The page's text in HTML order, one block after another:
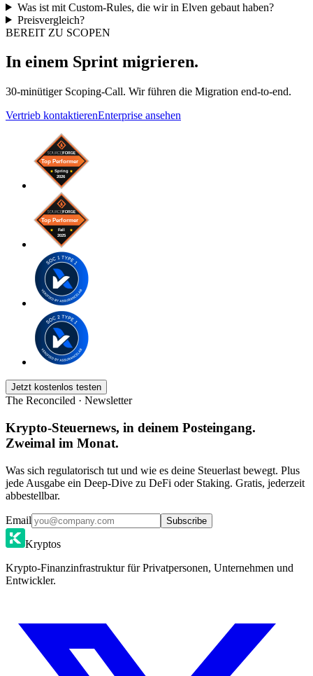
Was ist mit Custom-Rules, die wir in Elven gebaut haben?
Preisvergleich?
BEREIT ZU SCOPEN
In einem Sprint migrieren.
30-minütiger Scoping-Call. Wir führen die Migration end-to-end.
Vertrieb kontaktierenEnterprise ansehen
Jetzt kostenlos testen
The Reconciled · Newsletter
Krypto-Steuernews, in deinem Posteingang.
Zweimal im Monat.
Was sich regulatorisch tut und wie es deine Steuerlast bewegt. Plus
jede Ausgabe ein Deep-Dive zu DeFi oder Staking. Gratis, jederzeit
abbestellbar.
Email Subscribe
Kryptos
Krypto-Finanzinfrastruktur für Privatpersonen, Unternehmen und
Entwickler.